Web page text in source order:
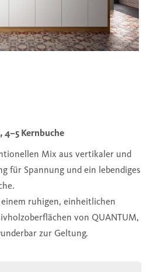
4–5 Kernbuche
Mix aus vertikaler und
für Spannung und ein lebendiges
ruhigen, einheitlichen
von QUANTUM,
zur Geltung.